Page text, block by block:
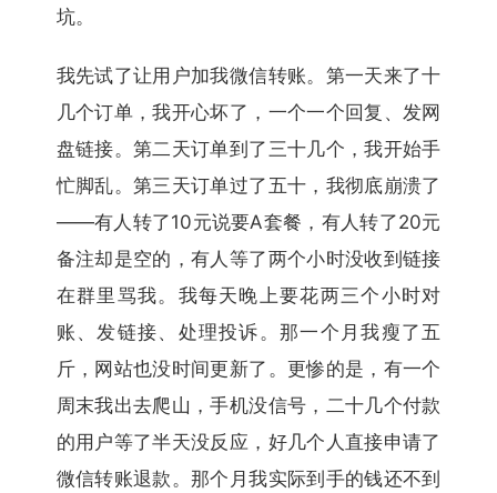
坑。
我先试了让用户加我微信转账。第一天来了十
几个订单，我开心坏了，一个一个回复、发网
盘链接。第二天订单到了三十几个，我开始手
忙脚乱。第三天订单过了五十，我彻底崩溃了
——有人转了10元说要A套餐，有人转了20元
备注却是空的，有人等了两个小时没收到链接
在群里骂我。我每天晚上要花两三个小时对
账、发链接、处理投诉。那一个月我瘦了五
斤，网站也没时间更新了。更惨的是，有一个
周末我出去爬山，手机没信号，二十几个付款
的用户等了半天没反应，好几个人直接申请了
微信转账退款。那个月我实际到手的钱还不到